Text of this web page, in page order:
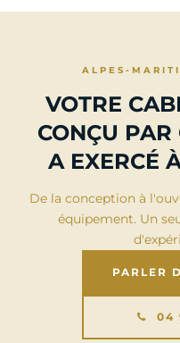
ALPES-
VOTRE
CONÇU
A EXERCÉ
De la conception à
équipement. Un
PARLER
04